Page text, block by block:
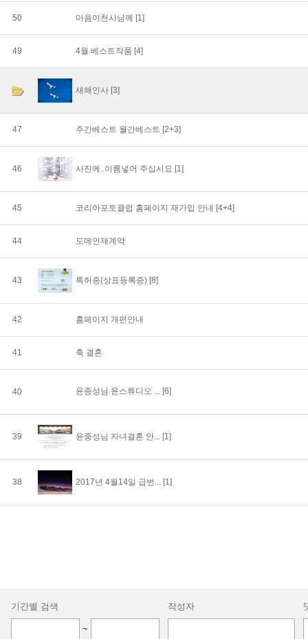
50 마음이천사님께 [1]
49 4월 베스트작품 [4]
새해인사 [3]
47 주간베스트 월간베스트 [2+3]
46 사진에..이름넣어 주십시요 [1]
45 코리아포토클럽 홈페이지 재가입 안내 [4+4]
44 도메인재계약
43 특허증(상표등록증) [8]
42 홈페이지 개편안내
41 축 결혼
40 윤종성님 윤스튜디오 ... [6]
39 윤종성님 자녀결혼 안... [1]
38 2017년 4월14일 급번... [1]
기간별 검색
~
작성자